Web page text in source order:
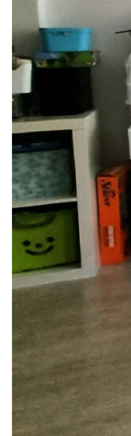
Réf : HH3282
AFR IMMOBILIER
de 82 m²,
minutes de la gare
de la manière
Séjour/Salle à
m² avec une
exceptionnelle. Ce
terrasse de 24 m²,
ou vos repas en plein
À l'Étage : Trois
d'une salle de
bénéficie d'un
confort.
Place de Parking :
de 350 cm et
Un atout non
Débarras : Un
dans la cage
Prestations et
Fenêtres et Volets